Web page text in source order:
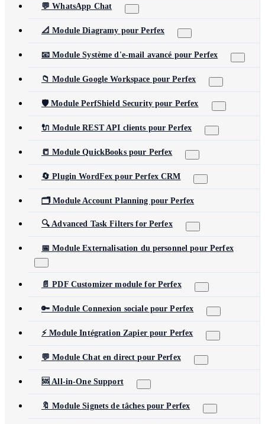
💬 WhatsApp Chat
📐 Module Diagramy pour Perfex
📧 Module Système d'e-mail avancé pour Perfex
📁 Module Google Workspace pour Perfex
🛡️ Module PerfShield Security pour Perfex
🔌 Module REST API clients pour Perfex
📒 Module QuickBooks pour Perfex
🔄 Plugin WordFex pour Perfex CRM
🗂️ Module Account Planning pour Perfex
🔍 Advanced Task Filters for Perfex
📅 Module Externalisation du personnel pour Perfex
📄 PDF Customizer module for Perfex
🔑 Module Connexion sociale pour Perfex
⚡ Module Intégration Zapier pour Perfex
💬 Module Chat en direct pour Perfex
🆘 All-in-One Support
🔖 Module Signets de tâches pour Perfex